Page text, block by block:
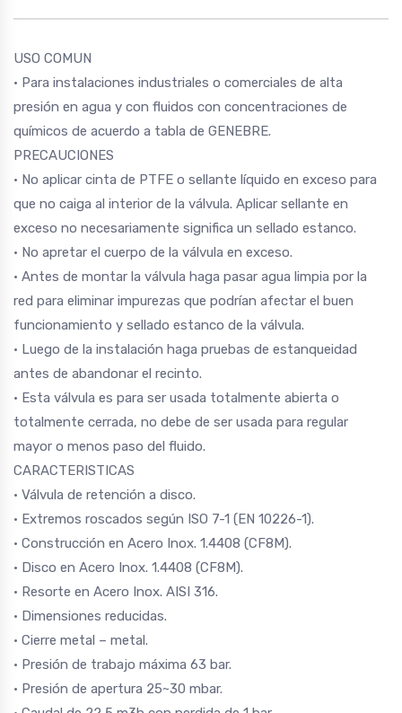
USO COMUN
• Para instalaciones industriales o comerciales de alta
presión en agua y con fluidos con concentraciones de
químicos de acuerdo a tabla de GENEBRE.
PRECAUCIONES
• No aplicar cinta de PTFE o sellante líquido en exceso para
que no caiga al interior de la válvula. Aplicar sellante en
exceso no necesariamente significa un sellado estanco.
• No apretar el cuerpo de la válvula en exceso.
• Antes de montar la válvula haga pasar agua limpia por la
red para eliminar impurezas que podrían afectar el buen
funcionamiento y sellado estanco de la válvula.
• Luego de la instalación haga pruebas de estanqueidad
antes de abandonar el recinto.
• Esta válvula es para ser usada totalmente abierta o
totalmente cerrada, no debe de ser usada para regular
mayor o menos paso del fluido.
CARACTERISTICAS
• Válvula de retención a disco.
• Extremos roscados según ISO 7-1 (EN 10226-1).
• Construcción en Acero Inox. 1.4408 (CF8M).
• Disco en Acero Inox. 1.4408 (CF8M).
• Resorte en Acero Inox. AISI 316.
• Dimensiones reducidas.
• Cierre metal – metal.
• Presión de trabajo máxima 63 bar.
• Presión de apertura 25~30 mbar.